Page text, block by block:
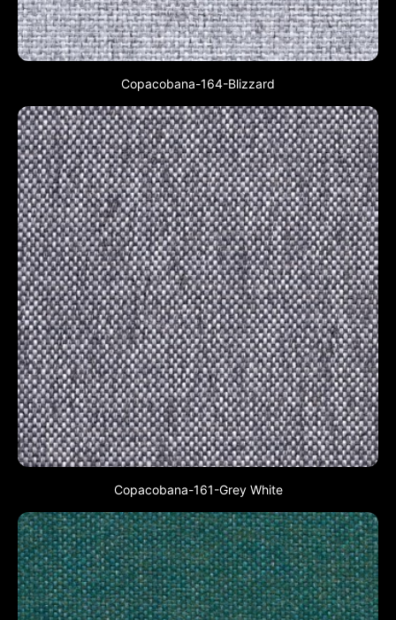
Copacobana-164-Blizzard
Copacobana-161-Grey White